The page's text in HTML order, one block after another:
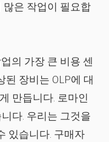
은 작업이 필요합
의 가장 큰 비용 센
장비는 OLP에 대
만듭니다. 로마인
다. 우리는 그것을
있습니다. 구매자